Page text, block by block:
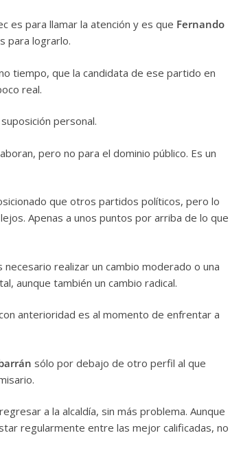
es para llamar la atención y es que Fernando
para lograrlo.
tiempo, que la candidata de ese partido en
real.
personal.
pero no para el dominio público. Es un
que otros partidos políticos, pero lo
Apenas a unos puntos por arriba de lo que
realizar un cambio moderado o una
aunque también un cambio radical.
anterioridad es al momento de enfrentar a
sólo por debajo de otro perfil al que
a la alcaldía, sin más problema. Aunque
regularmente entre las mejor calificadas, no